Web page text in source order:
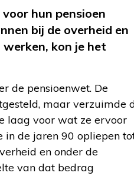
hun pensioen
bij de overheid en
kon je het
de pensioenwet. De
maar verzuimde
laag voor wat ze ervoor
in de jaren 90 opliepen
en onder de
van dat bedrag